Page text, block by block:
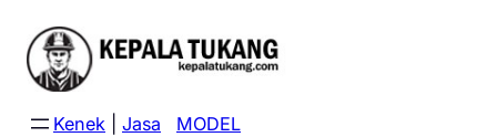
content
Kenek Jasa MODEL